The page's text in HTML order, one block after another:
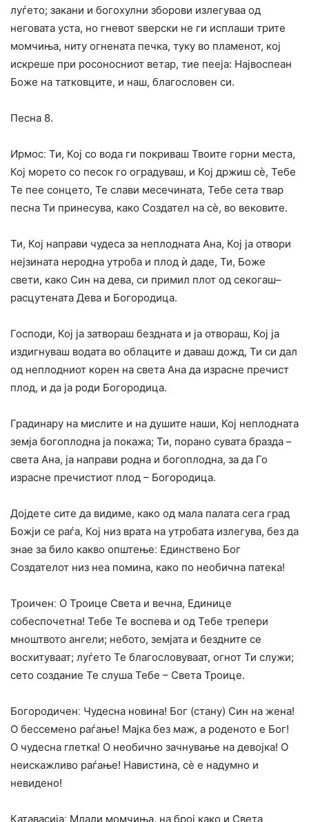
луѓето; закани и богохулни зборови излегуваа од
неговата уста, но гневот ѕверски не ги исплаши трите
момчиња, ниту огнената печка, туку во пламенот, кој
искреше при росоносниот ветар, тие пееја: Највоспеан
Боже на татковците, и наш, благословен си.
Песна 8.
Ирмосː Ти, Кој со вода ги покриваш Твоите горни места,
Кој морето со песок го оградуваш, и Кој држиш сѐ, Тебе
Те пее сонцето, Те слави месечината, Тебе сета твар
песна Ти принесува, како Создател на сѐ, во вековите.
Ти, Кој направи чудеса за неплодната Ана, Кој ја отвори
нејзината неродна утроба и плод ѝ даде, Ти, Боже
свети, како Син на дева, си примил плот од секогаш–
расцутената Дева и Богородица.
Господи, Кој ја затвораш бездната и ја отвораш, Кој ја
издигнуваш водата во облаците и даваш дожд, Ти си дал
од неплодниот корен на света Ана да израсне пречист
плод, и да ја роди Богородица.
Градинару на мислите и на душите наши, Кој неплодната
земја богоплодна ја покажа; Ти, порано сувата бразда –
света Ана, ја направи родна и богоплодна, за да Го
израсне пречистиот плод – Богородица.
Дојдете сите да видиме, како од мала палата сега град
Божји се раѓа, Кој низ врата на утробата излегува, без да
знае за било какво општењеː Единствено Бог
Создателот низ неа помина, како по необична патека!
Троиченː О Троице Света и вечна, Единице
собеспочетна! Тебе Те воспева и од Тебе трепери
мноштвото ангели; небото, земјата и бездните се
восхитуваат; луѓето Те благословуваат, огнот Ти служи;
сето создание Те слуша Тебе – Света Троице.
Богородиченː Чудесна новина! Бог (стану) Син на жена!
О бессемено раѓање! Мајка без маж, а роденото е Бог!
О чудесна глетка! О необично зачнување на девојка! О
неискажливо раѓање! Навистина, сѐ е надумно и
невидено!
Катавасијаː Млади момчиња, на број како и Света